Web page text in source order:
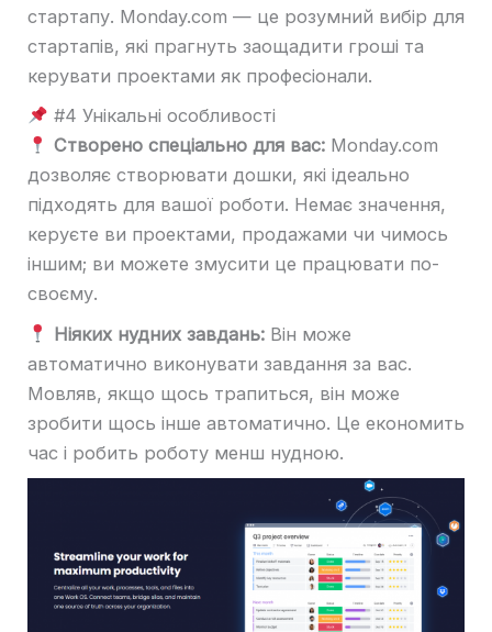
стартапу. Monday.com — це розумний вибір для
стартапів, які прагнуть заощадити гроші та
керувати проектами як професіонали.
#4 Унікальні особливості
Створено спеціально для вас:Monday.com
дозволяє створювати дошки, які ідеально
підходять для вашої роботи. Немає значення,
керуєте ви проектами, продажами чи чимось
іншим; ви можете змусити це працювати по-
своєму.
Ніяких нудних завдань:Він може
автоматично виконувати завдання за вас.
Мовляв, якщо щось трапиться, він може
зробити щось інше автоматично. Це економить
час і робить роботу менш нудною.